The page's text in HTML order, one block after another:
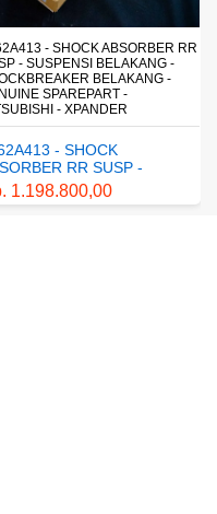
- SHOCK ABSORBER RR
- SUSPENSI BELAKANG -
BELAKANG -
SPAREPART -
- XPANDER
- SHOCK
RR SUSP -
BELAKANG -
BELAKANG
1.198.800,00